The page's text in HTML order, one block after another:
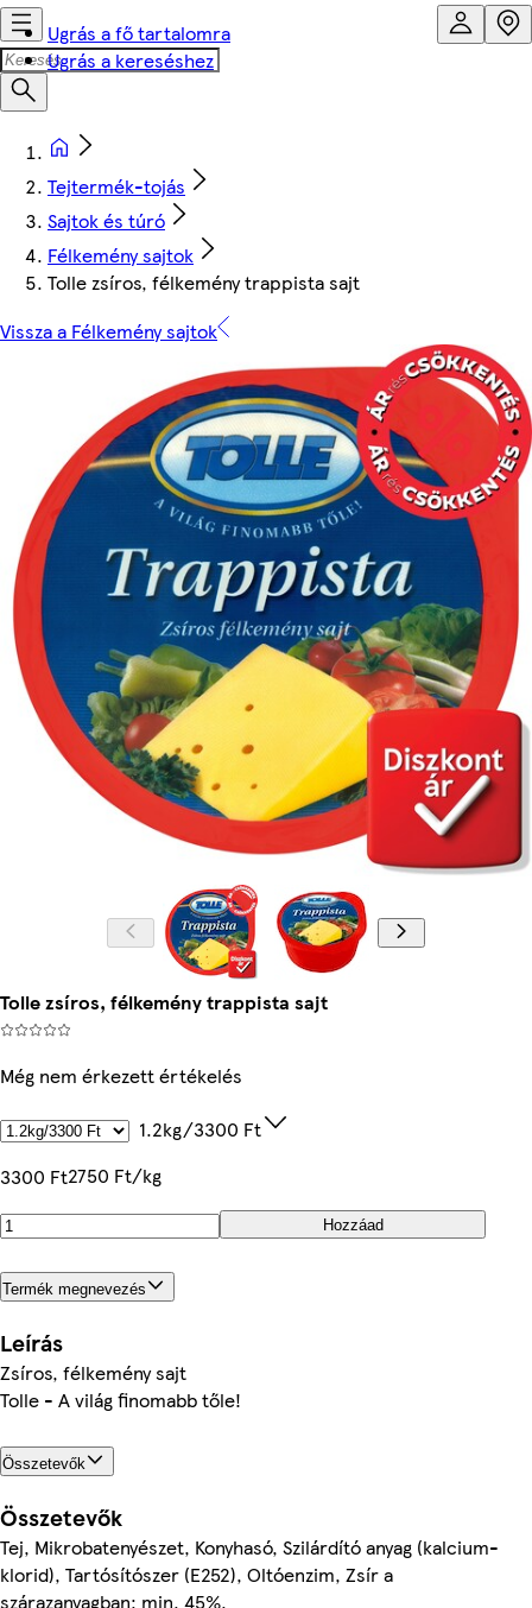
Ugrás a fő tartalomra
Ugrás a kereséshez
Tejtermék-tojás
Sajtok és túró
Félkemény sajtok
Tolle zsíros, félkemény trappista sajt
Vissza a Félkemény sajtok
Tolle zsíros, félkemény trappista sajt
Még nem érkezett értékelés
1.2kg/3300 Ft
3300 Ft2750 Ft/kg
Hozzáad
Termék megnevezés
Leírás
Zsíros, félkemény sajt
Tolle - A világ finomabb tőle!
Összetevők
Összetevők
Tej, Mikrobatenyészet, Konyhasó, Szilárdító anyag (kalcium-
klorid), Tartósítószer (E252), Oltóenzim, Zsír a
szárazanyagban: min. 45%.